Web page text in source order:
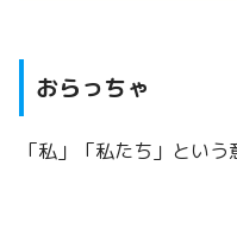
おらっちゃ
「私」「私たち」という